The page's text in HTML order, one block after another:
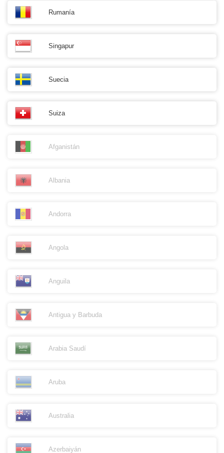
Rumanía
Singapur
Suecia
Suiza
Afganistán
Albania
Andorra
Angola
Anguila
Antigua y Barbuda
Arabia Saudí
Aruba
Australia
Azerbaiyán